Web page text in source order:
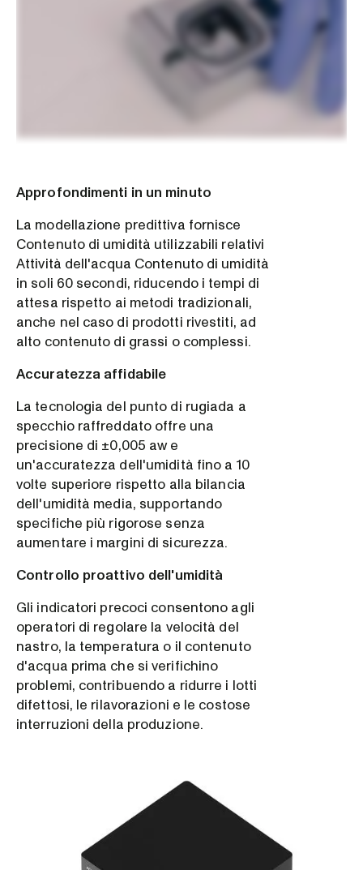
Approfondimenti in un minuto
La modellazione predittiva fornisce
Contenuto di umidità utilizzabili relativi
Attività dell'acqua Contenuto di umidità
in soli 60 secondi, riducendo i tempi di
attesa rispetto ai metodi tradizionali,
anche nel caso di prodotti rivestiti, ad
alto contenuto di grassi o complessi.
Accuratezza affidabile
La tecnologia del punto di rugiada a
specchio raffreddato offre una
precisione di ±0,005 aw e
un'accuratezza dell'umidità fino a 10
volte superiore rispetto alla bilancia
dell'umidità media, supportando
specifiche più rigorose senza
aumentare i margini di sicurezza.
Controllo proattivo dell'umidità
Gli indicatori precoci consentono agli
operatori di regolare la velocità del
nastro, la temperatura o il contenuto
d'acqua prima che si verifichino
problemi, contribuendo a ridurre i lotti
difettosi, le rilavorazioni e le costose
interruzioni della produzione.